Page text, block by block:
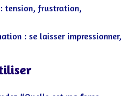
: tension, frustration,
: se laisser impressionner,